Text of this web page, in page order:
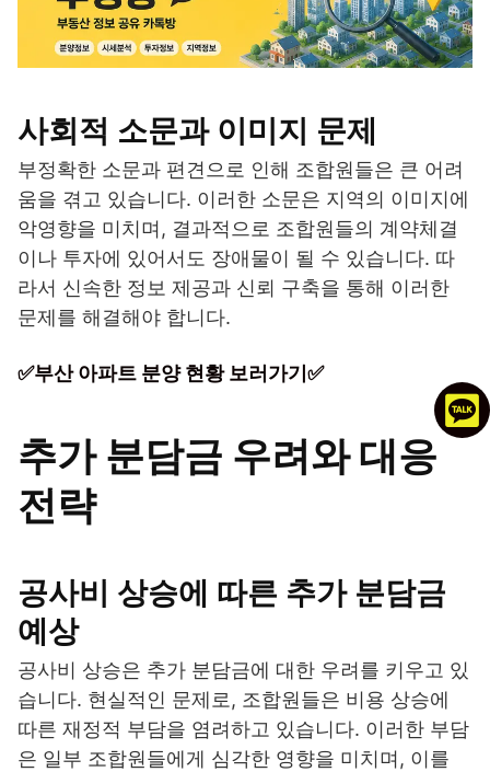
사회적 소문과 이미지 문제
부정확한 소문과 편견으로 인해 조합원들은 큰 어려
움을 겪고 있습니다. 이러한 소문은 지역의 이미지에
악영향을 미치며, 결과적으로 조합원들의 계약체결
이나 투자에 있어서도 장애물이 될 수 있습니다. 따
라서 신속한 정보 제공과 신뢰 구축을 통해 이러한
문제를 해결해야 합니다.
✅부산 아파트 분양 현황 보러가기✅
추가 분담금 우려와 대응
전략
공사비 상승에 따른 추가 분담금
예상
공사비 상승은 추가 분담금에 대한 우려를 키우고 있
습니다. 현실적인 문제로, 조합원들은 비용 상승에
따른 재정적 부담을 염려하고 있습니다. 이러한 부담
은 일부 조합원들에게 심각한 영향을 미치며, 이를